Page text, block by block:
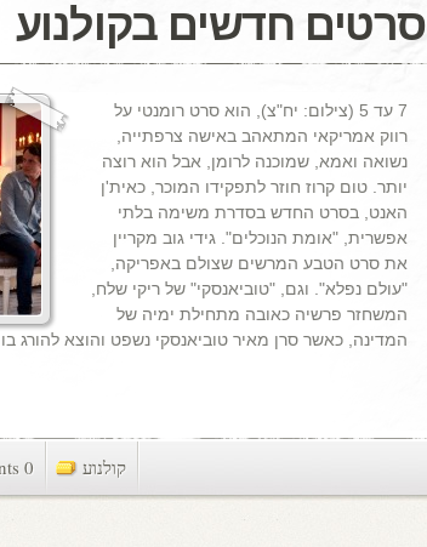
סרטים חדשים בקולנוע
7 עד 5 (צילום: יח"צ), הוא סרט רומנטי על
רווק אמריקאי המתאהב באישה צרפתייה,
נשואה ואמא, שמוכנה לרומן, אבל הוא רוצה
יותר. טום קרוז חוזר לתפקידו המוכר, כאית'ן
האנט, בסרט החדש בסדרת משימה בלתי
אפשרית, "אומת הנוכלים". גידי גוב מקריין
את סרט הטבע המרשים שצולם באפריקה,
"עולם נפלא". וגם, "טוביאנסקי" של ריקי שלח,
המשחזר פרשיה כאובה מתחילת ימיה של
המדינה, כאשר סרן מאיר טוביאנסקי נשפט והוצא להורג
0 comments קולנוע